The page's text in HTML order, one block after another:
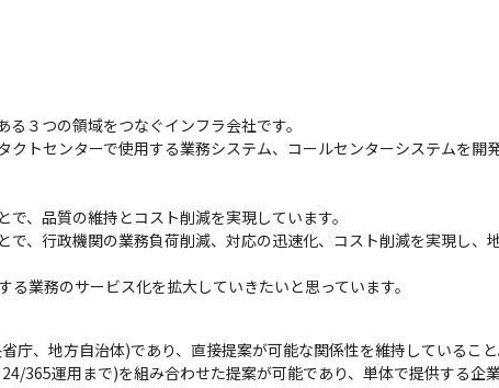
３つの領域をつなぐインフラ会社です。
トセンターで使用する業務システム、コールセンターシステムを開
、品質の維持とコスト削減を実現しています。
、行政機関の業務負荷削減、対応の迅速化、コスト削減を実現し、
業務のサービス化を拡大していきたいと思っています。
庁、地方自治体)であり、直接提案が可能な関係性を維持しているこ
365運用まで)を組み合わせた提案が可能であり、単体で提供する企